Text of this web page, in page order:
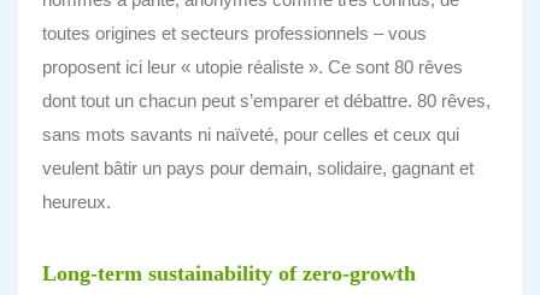
toutes origines et secteurs professionnels – vous
proposent ici leur « utopie réaliste ». Ce sont 80 rêves
dont tout un chacun peut s’emparer et débattre. 80 rêves,
sans mots savants ni naïveté, pour celles et ceux qui
veulent bâtir un pays pour demain, solidaire, gagnant et
heureux.
Long-term sustainability of zero-growth